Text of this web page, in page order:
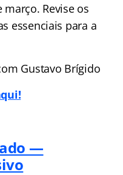
Revise os
essenciais para a
Gustavo Brígido
—